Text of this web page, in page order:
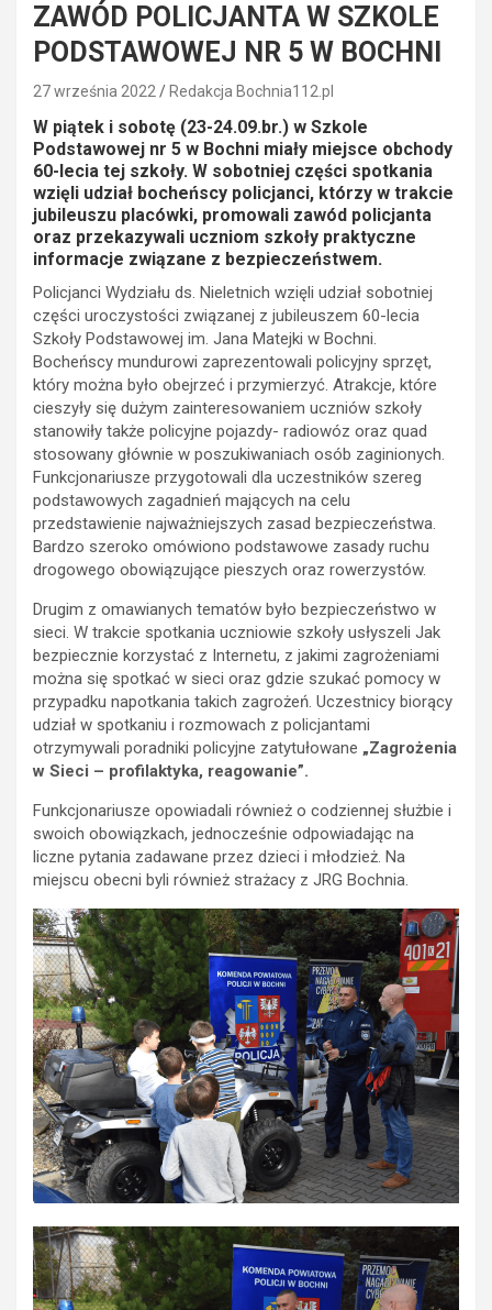
ZAWÓD POLICJANTA W SZKOLE
PODSTAWOWEJ NR 5 W BOCHNI
27 września 2022 Redakcja Bochnia112.pl
W piątek i sobotę (23-24.09.br.) w Szkole
Podstawowej nr 5 w Bochni miały miejsce obchody
60-lecia tej szkoły. W sobotniej części spotkania
wzięli udział bocheńscy policjanci, którzy w trakcie
jubileuszu placówki, promowali zawód policjanta
oraz przekazywali uczniom szkoły praktyczne
informacje związane z bezpieczeństwem.
Policjanci Wydziału ds. Nieletnich wzięli udział sobotniej
części uroczystości związanej z jubileuszem 60-lecia
Szkoły Podstawowej im. Jana Matejki w Bochni.
Bocheńscy mundurowi zaprezentowali policyjny sprzęt,
który można było obejrzeć i przymierzyć. Atrakcje, które
cieszyły się dużym zainteresowaniem uczniów szkoły
stanowiły także policyjne pojazdy- radiowóz oraz quad
stosowany głównie w poszukiwaniach osób zaginionych.
Funkcjonariusze przygotowali dla uczestników szereg
podstawowych zagadnień mających na celu
przedstawienie najważniejszych zasad bezpieczeństwa.
Bardzo szeroko omówiono podstawowe zasady ruchu
drogowego obowiązujące pieszych oraz rowerzystów.
Drugim z omawianych tematów było bezpieczeństwo w
sieci. W trakcie spotkania uczniowie szkoły usłyszeli Jak
bezpiecznie korzystać z Internetu, z jakimi zagrożeniami
można się spotkać w sieci oraz gdzie szukać pomocy w
przypadku napotkania takich zagrożeń. Uczestnicy biorący
udział w spotkaniu i rozmowach z policjantami
otrzymywali poradniki policyjne zatytułowane „Zagrożenia
w Sieci – profilaktyka, reagowanie”.
Funkcjonariusze opowiadali również o codziennej służbie i
swoich obowiązkach, jednocześnie odpowiadając na
liczne pytania zadawane przez dzieci i młodzież. Na
miejscu obecni byli również strażacy z JRG Bochnia.